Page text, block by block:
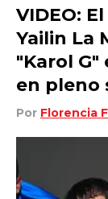
VIDEO:
Yailin La
"Karol
en pleno
Por Florencia